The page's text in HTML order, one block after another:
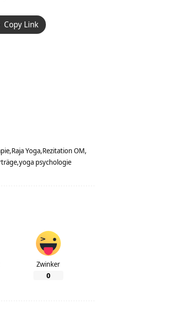
Copy Link
Raja Yoga Rezitation OM
yoga psychologie
Zwinker
0